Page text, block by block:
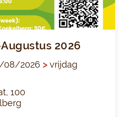
2026
08/2026 >vrijdag
100